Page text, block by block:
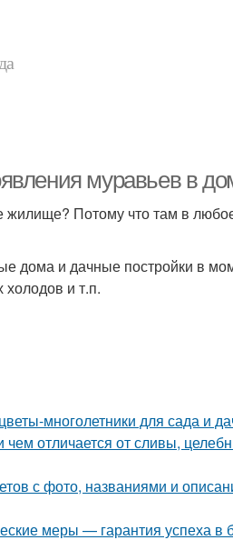
муравьев в
Потому что там в
дома и дачные постройки в
и т.п.
многолетники для сада и
отличается от сливы,
с фото, названиями и
меры — гарантия успеха в